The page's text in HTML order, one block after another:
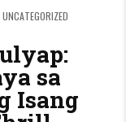
POSTED IN
UNCATEGORIZED
sa
Isang